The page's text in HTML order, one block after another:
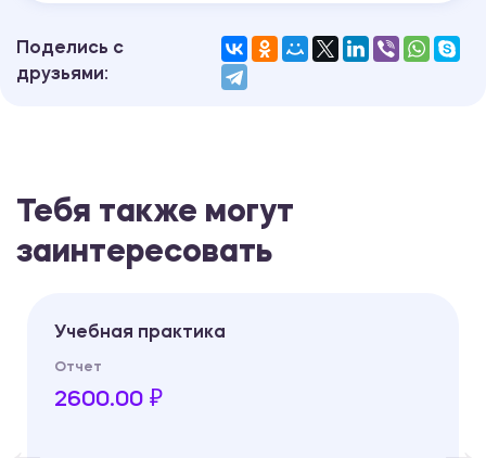
Поделись с
друзьями:
Тебя также могут
заинтересовать
Учебная практика
Отчет
2600.00 ₽